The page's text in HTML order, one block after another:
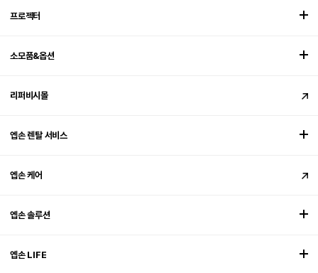
프로젝터
소모품&옵션
리퍼비시몰
엡손 렌탈 서비스
엡손 케어
엡손 솔루션
엡손 LIFE